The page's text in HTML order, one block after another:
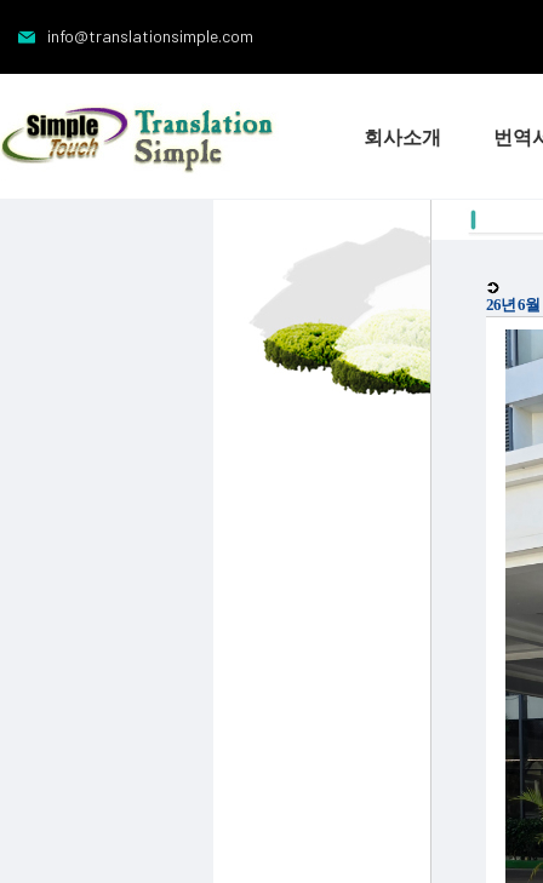
info@translationsimple.com
회사소개 번역
26년 6